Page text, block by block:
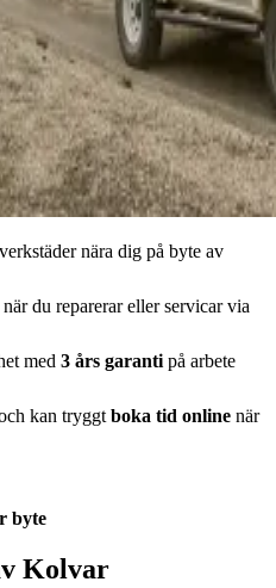
nära dig på byte av
du reparerar eller servicar via
med 3 års garanti på arbete
kan tryggt boka tid online när
byte
Kolvar